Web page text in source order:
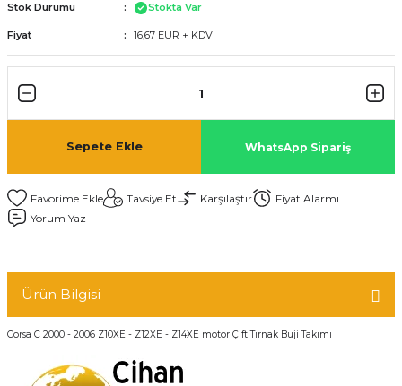
Stok Durumu Stokta Var
Fiyat 16,67 EUR + KDV
Sepete Ekle WhatsApp Sipariş
Tavsiye Et Karşılaştır
Fiyat Alarmı
Yorum Yaz
Ürün Bilgisi
Corsa C 2000 - 2006 Z10XE - Z12XE - Z14XE motor Çift Tırnak Buji Takımı